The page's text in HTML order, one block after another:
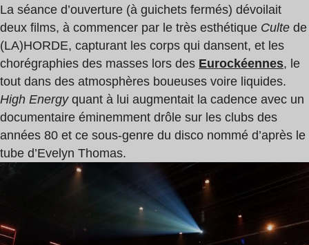
La séance d’ouverture (à guichets fermés) dévoilait
deux films, à commencer par le très esthétique Culte de
(LA)HORDE, capturant les corps qui dansent, et les
chorégraphies des masses lors des Eurockéennes, le
tout dans des atmosphères boueuses voire liquides.
High Energyquant à lui augmentait la cadence avec un
documentaire éminemment drôle sur les clubs des
années 80 et ce sous-genre du disco nommé d’après le
tube d’Evelyn Thomas.